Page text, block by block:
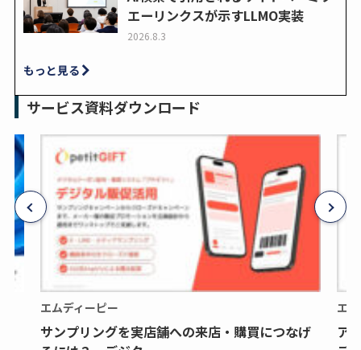
エーリンクスが示すLLMO実装
2026.8.3
もっと見る
サービス資料ダウンロード
エムディーピー
サンプリングを実店舗への来店・購買につなげ
エ
ア